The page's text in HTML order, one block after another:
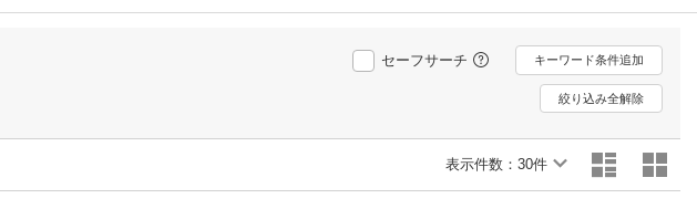
動画配信
楽天TV
動画配信ガイド
無料テレビ
セーフサーチ キーワード条件追加
絞り込み全解除
表示件数： 30件